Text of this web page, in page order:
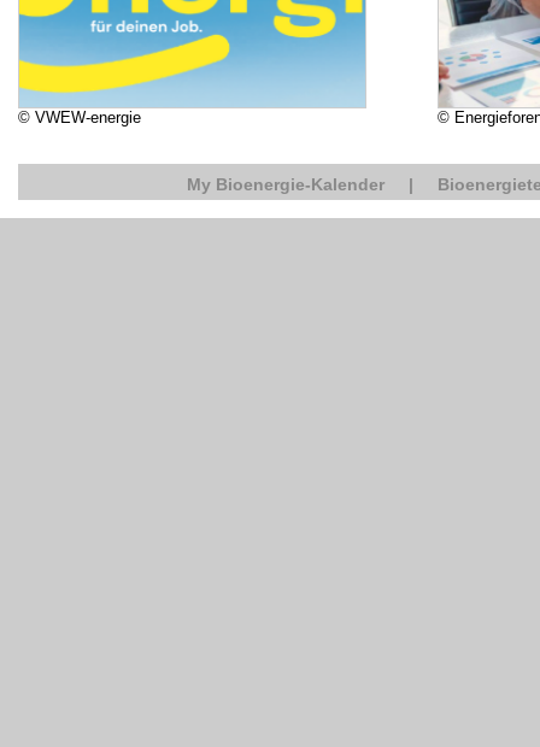
© VWEW-energie ©
My Bioenergie-Kalender |